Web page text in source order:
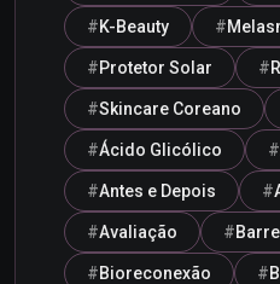
K-Beauty
Protetor Solar
Skincare Coreano
Ácido Glicólico
Antes e Depois
Avaliação
Bioreconexão